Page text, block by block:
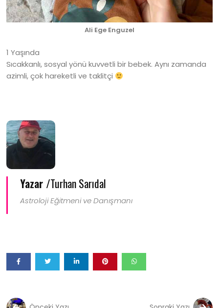
Ali Ege Enguzel
1 Yaşında
Sıcakkanlı, sosyal yönü kuvvetli bir bebek. Aynı zamanda
azimli, çok hareketli ve taklitçi
Yazar /Turhan Sarıdal
Astroloji Eğitmeni ve Danışmanı